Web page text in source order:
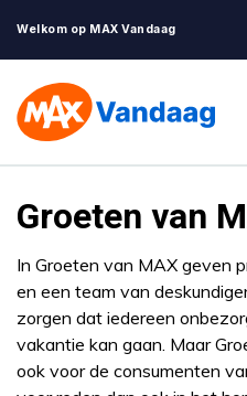
Welkom op MAX Vandaag
Groeten van
In Groeten van MAX geven
en een team van
zorgen dat iedereen
vakantie kan gaan. Maar
ook voor de consumenten